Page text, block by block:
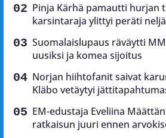
Pinja Kärhä pamautti hurjan
karsintaraja ylittyi peräti
Suomalaislupaus räväytti
uusiksi ja komea sijoitus
Norjan hiihtofanit saivat
Kläbo vetäytyi
EM-edustaja Eveliina
ratkaisun juuri ennen